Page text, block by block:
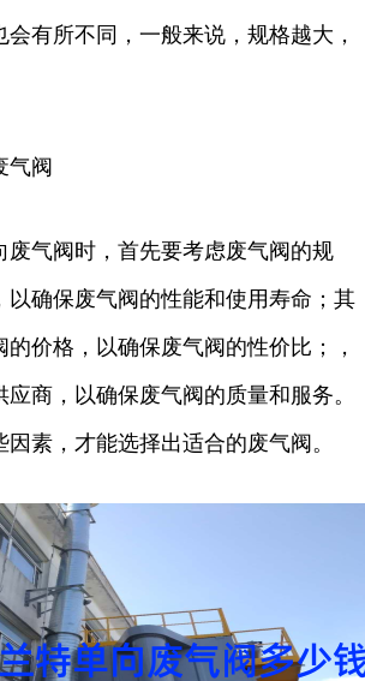
有所不同，一般来说，规格越大，
气阀
废气阀时，首先要考虑废气阀的规
以确保废气阀的性能和使用寿命；其
价格，以确保废气阀的性价比；，
商，以确保废气阀的质量和服务。
素，才能选择出适合的废气阀。